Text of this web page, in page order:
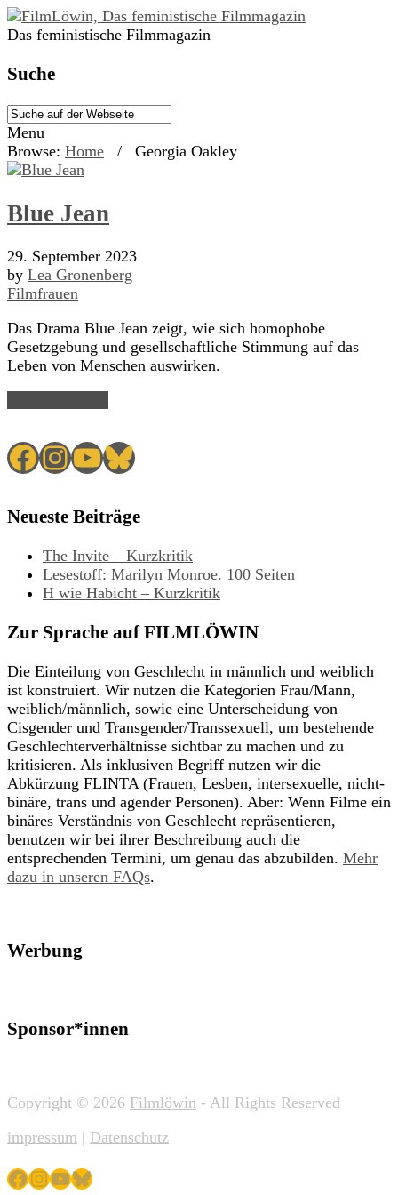
Das feministische Filmmagazin
Suche
Menu
Browse: Home / Georgia Oakley
Blue Jean
29. September 2023
by Lea Gronenberg
Filmfrauen
Das Drama Blue Jean zeigt, wie sich homophobe
Gesetzgebung und gesellschaftliche Stimmung auf das
Leben von Menschen auswirken.
Facebook
Instagram
YouTube
Bluesky
Neueste Beiträge
The Invite – Kurzkritik
Lesestoff: Marilyn Monroe. 100 Seiten
H wie Habicht – Kurzkritik
Zur Sprache auf FILMLÖWIN
Die Einteilung von Geschlecht in männlich und weiblich
ist konstruiert. Wir nutzen die Kategorien Frau/Mann,
weiblich/männlich, sowie eine Unterscheidung von
Cisgender und Transgender/Transsexuell, um bestehende
Geschlechterverhältnisse sichtbar zu machen und zu
kritisieren. Als inklusiven Begriff nutzen wir die
Abkürzung FLINTA (Frauen, Lesben, intersexuelle, nicht-
binäre, trans und agender Personen). Aber: Wenn Filme ein
binäres Verständnis von Geschlecht repräsentieren,
benutzen wir bei ihrer Beschreibung auch die
entsprechenden Termini, um genau das abzubilden. Mehr
dazu in unseren FAQs.
Werbung
Sponsor*innen
Copyright © 2026 Filmlöwin - All Rights Reserved
impressum | Datenschutz
Facebook
Instagram
YouTube
Bluesky